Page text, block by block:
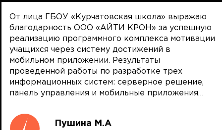
От лица ГБОУ «Курчатовская школа» выражаю
благодарность ООО «АЙТИ КРОН» за успешную
реализацию программного комплекса мотивации
учащихся через систему достижений в
мобильном приложении. Результаты
проведенной работы по разработке трех
информационных систем: серверное решение,
панель управления и мобильные приложения
проекта выдержаны, а ввод в эксплуатацию
выполнен раньше обозначенного времени, что
Пушина М.А